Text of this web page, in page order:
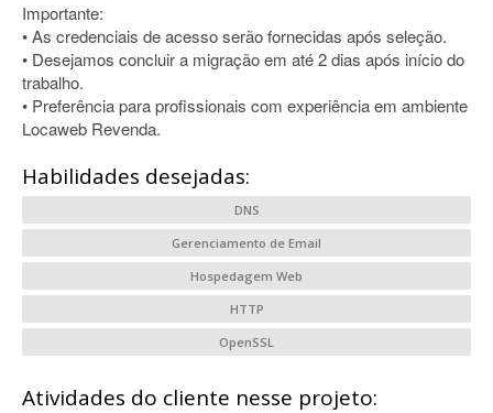
Importante:
• As credenciais de acesso serão fornecidas após seleção.
• Desejamos concluir a migração em até 2 dias após início do
trabalho.
• Preferência para profissionais com experiência em ambiente
Locaweb Revenda.
Habilidades desejadas:
DNS
Gerenciamento de Email
Hospedagem Web
HTTP
OpenSSL
Atividades do cliente nesse projeto: